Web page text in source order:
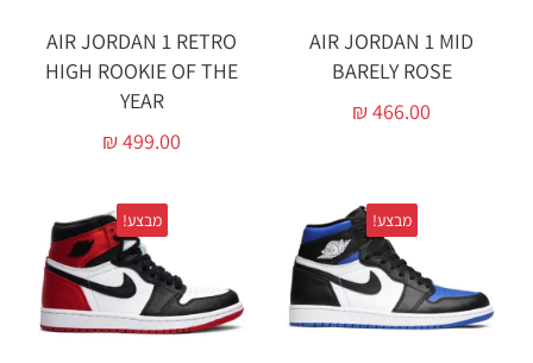
AIR JORDAN 1 MID
BARELY ROSE
₪466.00
AIR JORDAN 1 RETRO
HIGH ROOKIE OF THE
YEAR
₪499.00
מבצע! מבצע!